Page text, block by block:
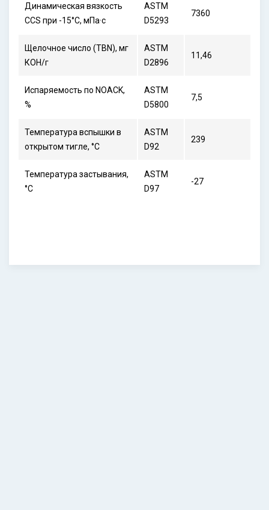
Динамическая вязкость
CCS при -15°C, мПа·с
ASTM
D5293
7360
Щелочное число (TBN), мг
КОН/г
ASTM
D2896
11,46
Испаряемость по NOACK,
%
ASTM
D5800
7,5
Температура вспышки в
открытом тигле, °C
ASTM
D92
239
Температура застывания,
°C
ASTM
D97
-27